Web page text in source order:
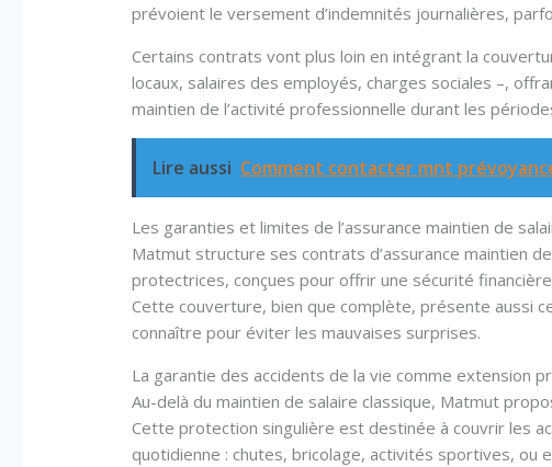
prévoient le versement d’indemnités journalières,
Certains contrats vont plus loin en intégrant la
locaux, salaires des employés, charges sociales –,
maintien de l’activité professionnelle durant les
Lire aussi Comment contacter mnt
Les garanties et limites de l’assurance maintien de
Matmut structure ses contrats d’assurance maintien
protectrices, conçues pour offrir une sécurité
Cette couverture, bien que complète, présente aussi
connaître pour éviter les mauvaises surprises.
La garantie des accidents de la vie comme extension
Au-delà du maintien de salaire classique, Matmut
Cette protection singulière est destinée à couvrir les
quotidienne : chutes, bricolage, activités sportives, ou